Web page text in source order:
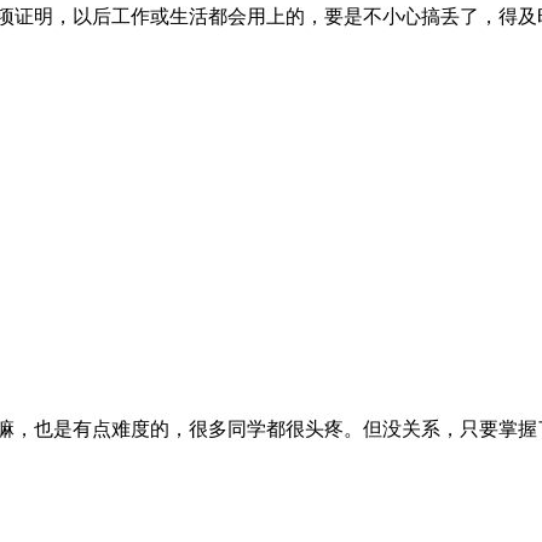
明，以后工作或生活都会用上的，要是不小心搞丢了，得
也是有点难度的，很多同学都很头疼。但没关系，只要掌